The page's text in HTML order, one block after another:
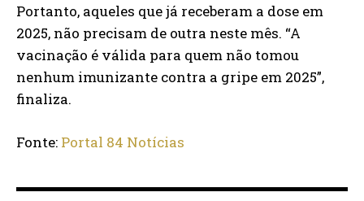
Portanto, aqueles que já receberam a dose em
2025, não precisam de outra neste mês. “A
vacinação é válida para quem não tomou
nenhum imunizante contra a gripe em 2025”,
finaliza.
Fonte: Portal 84 Notícias